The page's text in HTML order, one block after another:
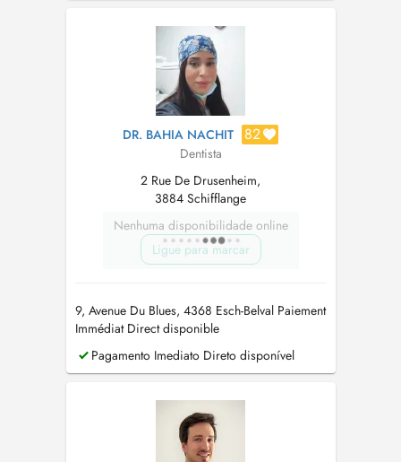
Chirurgie/Implantologie. EN Dr. Rui Silva
Pereira is a qualif...
DR. BAHIA NACHIT 82
Dentista
2 Rue De Drusenheim,
3884 Schifflange
Nenhuma disponibilidade online
Ligue para marcar
9, Avenue Du Blues, 4368 Esch-Belval Paiement
Immédiat Direct disponible
Pagamento Imediato Direto disponível